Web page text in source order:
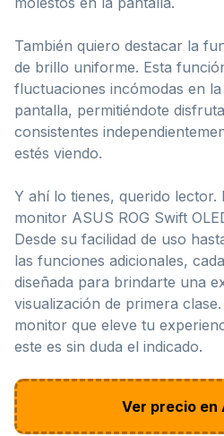
También quiero destacar la
de brillo uniforme. Esta
fluctuaciones incómodas en
pantalla, permitiéndote
consistentes
estés viendo.
Y ahí lo tienes, querido lector.
monitor ASUS ROG Swift
Desde su facilidad de uso
las funciones adicionales,
diseñada para brindarte una
visualización de primera
monitor que eleve tu
este es sin duda el indicado.
Ver precio en